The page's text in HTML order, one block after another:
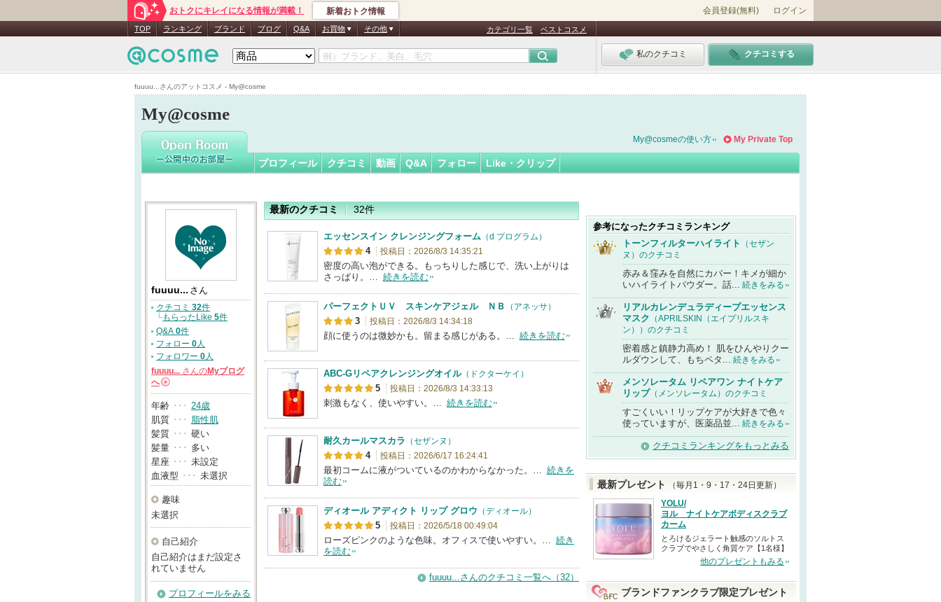
fuuuu...さんのアットコスメ - My@cosme
おトクにキレイになる情報が満載！ 新着おトク情報 会員登録(無料) ログイン
TOP ランキング ブランド ブログ Q&A お買物 その他 カテゴリ一覧 ベストコスメ
私のクチコミ クチコミする
My@cosme
fuuuu...さん
My Private Top
My@cosmeの使い方
プロフィール クチコミ 動画 Q&A フォロー Like・クリップ
fuuuu... さん
クチコミ 32件
└もらったLike 5件
Q&A 0件
フォロー 0人
フォロワー 0人
fuuuu... さんのMyブログ
へ
→
年齢 ･･･ 24歳
肌質 ･･･ 脂性肌
髪質 ･･･ 硬い
髪量 ･･･ 多い
星座 ･･･ 未設定
血液型 ･･･ 未選択
趣味
未選択
自己紹介
自己紹介はまだ設定さ
れていません
プロフィールをみる
最新のクチコミ 32件
エッセンスイン クレンジングフォーム （d プログラム）
4 投稿日：2026/8/3 14:35:21
密度の高い泡ができる。もっちりした感じで、洗い上がりは
さっぱり。… 続きを読む
パーフェクトＵＶ スキンケアジェル ＮＢ （アネッサ）
3 投稿日：2026/8/3 14:34:18
顔に使うのは微妙かも。留まる感じがある。… 続きを読む
ABC-Gリペアクレンジングオイル（ドクターケイ）
5 投稿日：2026/8/3 14:33:13
刺激もなく、使いやすい。… 続きを読む
耐久カールマスカラ （セザンヌ）
4 投稿日：2026/6/17 16:24:41
最初コームに液がついているのかわからなかった。… 続きを
読む
ディオール アディクト リップ グロウ （ディオール）
5 投稿日：2026/5/18 00:49:04
ローズピンクのような色味。オフィスで使いやすい。… 続き
を読む
fuuuu...さんのクチコミ一覧へ（32）
参考になったクチコミランキング
トーンフィルターハイライト
（セザン
ヌ）のクチコミ
赤み＆窪みを自然にカバー！キメが細か
いハイライトパウダー。話... 続きをみる
リアルカレンデュラディープエッセンス
マスク （APRILSKIN（エイプリルスキ
ン））のクチコミ
密着感と鎮静力高め！ 肌をひんやりクー
ルダウンして、もちペタ... 続きをみる
メンソレータム リペアワン ナイトケア
リップ（メンソレータム）のクチコミ
すごくいい！リップケアが大好きで色々
使っていますが、医薬品並... 続きをみる
クチコミランキングをもっとみる
最新プレゼント
（毎月1・9・17・24日更新）
YOLU/
ヨル ナイトケアボディスクラブ
カーム
とろけるジェラート触感のソルトス
クラブでやさしく角質ケア【1名様】
他のプレゼントもみる
ブランドファンクラブ限定プレゼント